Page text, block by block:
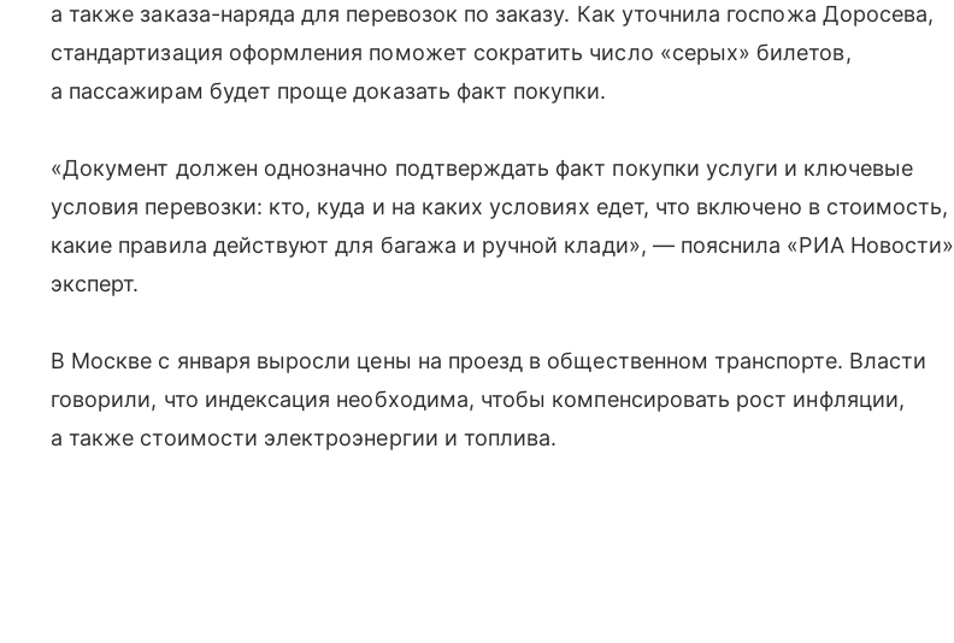
а также заказа-наряда для перевозок по заказу. Как уточнила госпожа Доросева,
стандартизация оформления поможет сократить число «серых» билетов,
а пассажирам будет проще доказать факт покупки.
«Документ должен однозначно подтверждать факт покупки услуги и ключевые
условия перевозки: кто, куда и на каких условиях едет, что включено в стоимость,
какие правила действуют для багажа и ручной клади», — пояснила «РИА Новости»
эксперт.
В Москве с января выросли цены на проезд в общественном транспорте. Власти
говорили, что индексация необходима, чтобы компенсировать рост инфляции,
а также стоимости электроэнергии и топлива.